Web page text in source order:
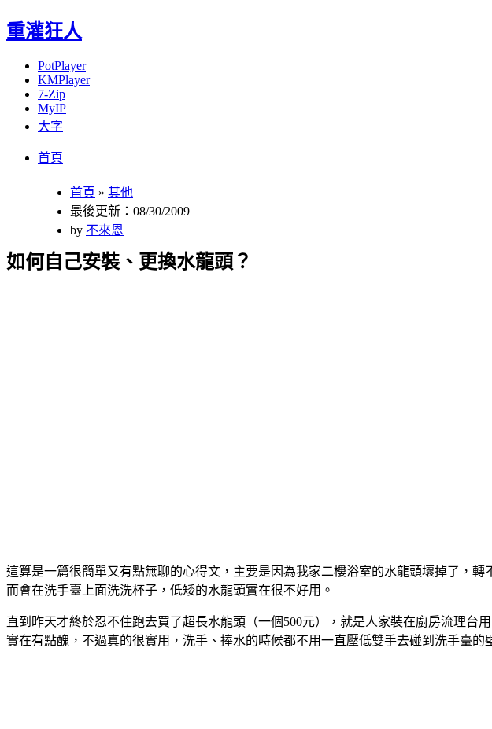
重灌狂人
PotPlayer
KMPlayer
7-Zip
MyIP
大字
首頁
首頁 » 其他
最後更新：08/30/2009
by 不來恩
如何自己安裝、更換水龍頭？
這算是一篇很簡單又有點無聊的心得文，主要是因為我家二樓浴室的水龍頭壞掉了，
而會在洗手臺上面洗洗杯子，低矮的水龍頭實在很不好用。
直到昨天才終於忍不住跑去買了超長水龍頭（一個500元），就是人家裝在廚房流理
實在有點醜，不過真的很實用，洗手、捧水的時候都不用一直壓低雙手去碰到洗手臺